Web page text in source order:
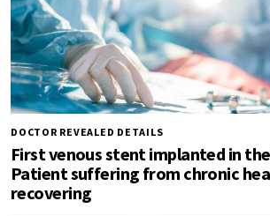
DOCTOR REVEALED DETAILS
First venous stent implanted in
Patient suffering from chronic
recovering